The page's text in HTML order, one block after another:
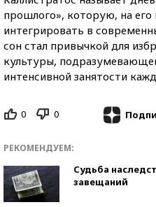
прошлого», которую, на его
интегрировать в
сон стал привычкой для
культуры,
интенсивной занятости
0 0
РЕКОМЕНДУЕМ:
Судьба
завещаний